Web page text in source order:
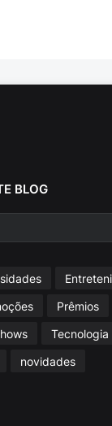
BLOG
Prêmios
Tecnologia
novidades